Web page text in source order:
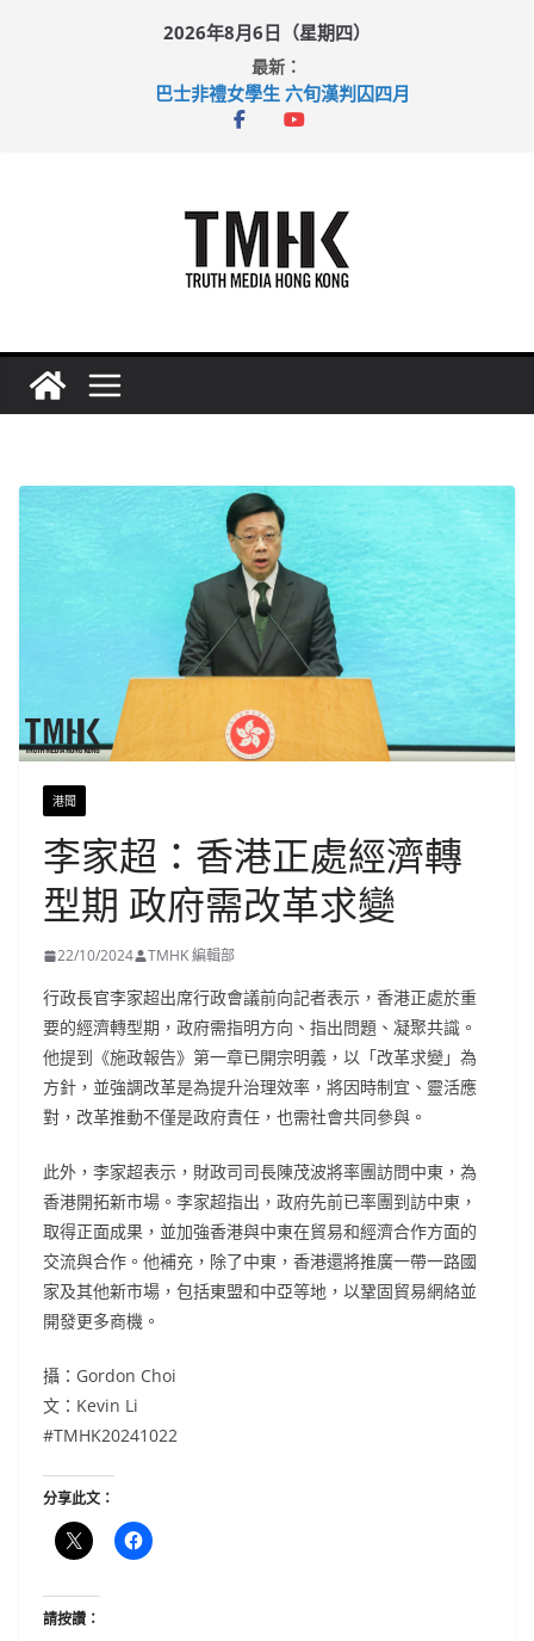
2026年8月6日（星期四）
最新：
巴士非禮女學生 六旬漢判囚四月
涉造假公屋富戶申報表 倉管員准保釋候訊
港聞
李家超：香港正處經濟轉
型期 政府需改革求變
22/10/2024 TMHK 編輯部
行政長官李家超出席行政會議前向記者表示，香港正處於重
要的經濟轉型期，政府需指明方向、指出問題、凝聚共識。
他提到《施政報告》第一章已開宗明義，以「改革求變」為
方針，並強調改革是為提升治理效率，將因時制宜、靈活應
對，改革推動不僅是政府責任，也需社會共同參與。
此外，李家超表示，財政司司長陳茂波將率團訪問中東，為
香港開拓新市場。李家超指出，政府先前已率團到訪中東，
取得正面成果，並加強香港與中東在貿易和經濟合作方面的
交流與合作。他補充，除了中東，香港還將推廣一帶一路國
家及其他新市場，包括東盟和中亞等地，以鞏固貿易網絡並
開發更多商機。
攝：Gordon Choi
文：Kevin Li
#TMHK20241022
分享此文：
請按讚：